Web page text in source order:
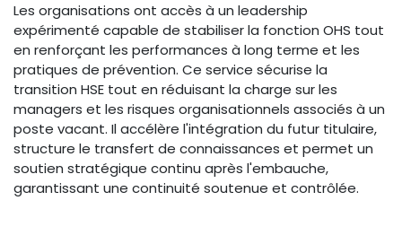
Les organisations ont accès à un leadership
expérimenté capable de stabiliser la fonction OHS tout
en renforçant les performances à long terme et les
pratiques de prévention. Ce service sécurise la
transition HSE tout en réduisant la charge sur les
managers et les risques organisationnels associés à un
poste vacant. Il accélère l'intégration du futur titulaire,
structure le transfert de connaissances et permet un
soutien stratégique continu après l'embauche,
garantissant une continuité soutenue et contrôlée.